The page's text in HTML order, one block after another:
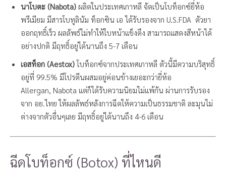
นาโบตะ (Nabota) ผลิตในประเทศเกาหลี จัดเป็นโบท็อกซ์ยี่ห้อ
พรีเมียม มีสารโบทูลินัม ท็อกซิน เอ ได้รับรองจาก U.S.FDA ตัวยา
ออกฤทธิ์เร็ว ผลลัพธ์ไม่ทำให้ใบหน้าเเข็งตึง สามารถเเสดงสีหน้าได้
อย่างปกติ มีฤทธิ์อยู่ได้นานถึง 5-7 เดือน
เอสท็อก (Aestox)โบท็อกซ์จากประเทศเกาหลี ตัวนี้มีความบริสุทธิ์
อยู่ที่ 99.5% มีโปรตีนผสมอยู่ค่อนข้างเยอะกว่ายี่ห้อ
Allergan, Nabota เเต่ก็ได้รับความนิยมไม่เเพ้กัน ผ่านการรับรอง
จาก อย.ไทย ให้ผลลัพธ์หลังการฉีดให้ความเป็นธรรมชาติ ละมุนไม่
ต่างจากตัวอื่นๆเลย มีฤทธิ์อยู่ได้นานถึง 4-6 เดือน
ฉีดโบท็อกซ์ (Botox) ที่ไหนดี